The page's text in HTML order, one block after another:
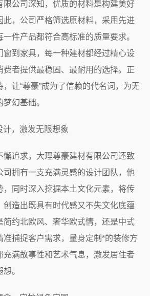
限公司深知，优质的材料是构建美好
此，公司严格筛选原材料，采用先进
件产品都符合高标准的质量要求。
窗到家具，每一种建材都经过精心设
费者提供最稳固、最耐用的选择。正
让“尊豪”成为了信赖的代名词，为无
幻基础。
，激发无限想象
懈追求，大理尊豪建材有限公司还致
司拥有一支充满灵感的设计团队，他
，同时深入挖掘本土文化元素，将传
创造出既具有时代感又不失文化底蕴
简约北欧风、奢华欧式情，还是中式
准捕捉客户需求，量身定制*的装修方
充满故事性和艺术气息，激发居住者
。